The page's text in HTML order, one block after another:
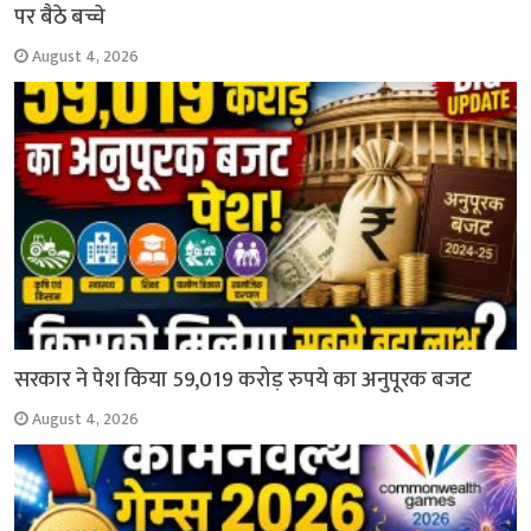
पर बैठे बच्चे
August 4, 2026
सरकार ने पेश किया 59,019 करोड़ रुपये का अनुपूरक बजट
August 4, 2026